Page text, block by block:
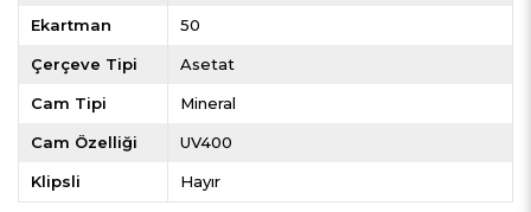
Ekartman 50
Çerçeve Tipi Asetat
Cam Tipi Mineral
Cam Özelliği UV400
Klipsli Hayır